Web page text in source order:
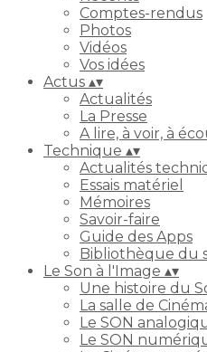
Comptes-rendus
Photos
Vidéos
Vos idées
Actus ▴▾
Actualités
La Presse
A lire, à voir, à
Technique ▴▾
Actualités
Essais matériel
Mémoires
Savoir-faire
Guide des Apps
Bibliothèque du
Le Son à l'Image ▴▾
Une histoire du
La salle de
Le SON
Le SON